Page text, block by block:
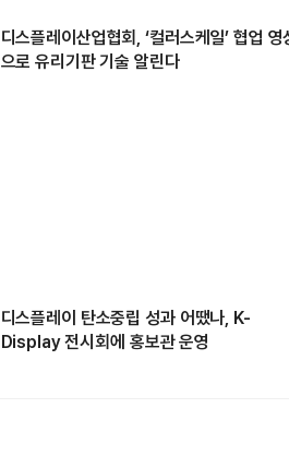
디스플레이산업협회, ‘컬러스케일’ 협업 영
으로 유리기판 기술 알린다
디스플레이 탄소중립 성과 어땠나, K-
Display 전시회에 홍보관 운영